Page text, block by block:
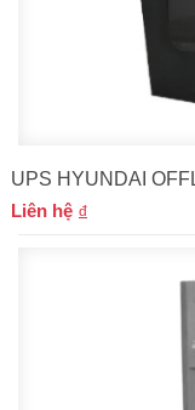
UPS HYUNDAI
Liên hệ